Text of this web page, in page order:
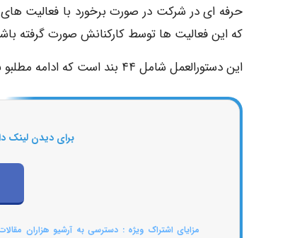
حرفه ای در شرکت در صورت برخورد با فعالیت های
که این فعالیت ها توسط کارکنانش صورت گرفته
این دستورالعمل شامل ۴۴ بند است که ادامه مطلبو با دانلود فایل میتوانید ملاحظف فرمایید.
برای دیدن لینک
مزایای اشتراک ویژه : دسترسی به آرشیو هزاران